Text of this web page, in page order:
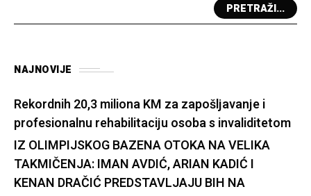
PRETRAŽI...
NAJNOVIJE
Rekordnih 20,3 miliona KM za zapošljavanje i
profesionalnu rehabilitaciju osoba s invaliditetom
IZ OLIMPIJSKOG BAZENA OTOKA NA VELIKA
TAKMIČENJA: IMAN AVDIĆ, ARIAN KADIĆ I
KENAN DRAČIĆ PREDSTAVLJAJU BIH NA